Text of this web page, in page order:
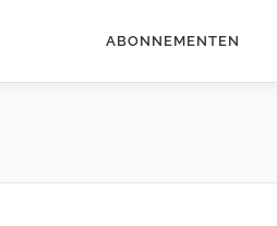
ABONNEMENTEN